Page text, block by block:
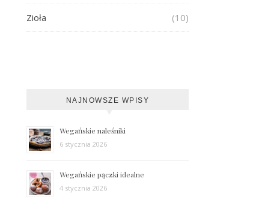
Zioła (10)
NAJNOWSZE WPISY
Wegańskie naleśniki
6 stycznia 2026
Wegańskie pączki idealne
4 stycznia 2026